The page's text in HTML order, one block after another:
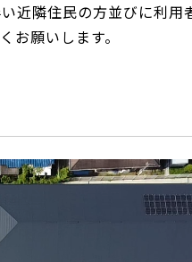
近隣住民の方並びに利用
お願いします。